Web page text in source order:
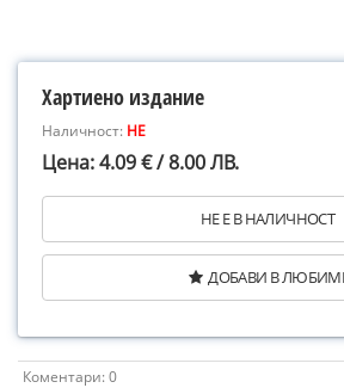
Хартиено издание
Наличност: НЕ
Цена: 4.09 € / 8.00 ЛВ.
НЕ Е В НАЛИЧНОСТ
ДОБАВИ В
Коментари: 0